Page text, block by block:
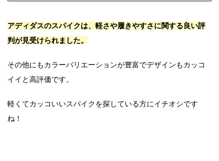
アディダスのスパイクは、軽さや履きやすさに関する良い評
判が見受けられました。
その他にもカラーバリエーションが豊富でデザインもカッコ
イイと高評価です。
軽くてカッコいいスパイクを探している方にイチオシです
ね！